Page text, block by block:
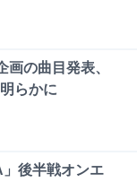
の曲目発表、
らかに
後半戦オンエ